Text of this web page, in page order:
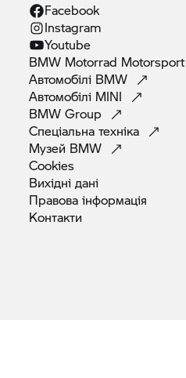
Facebook
Instagram
Youtube
BMW Motorrad Motorsport
Автомобілі BMW
Автомобілі MINI
BMWGroup
Спеціальнатехніка
Музей BMW
Cookies
Вихіднідані
Правоваінформація
Контакти